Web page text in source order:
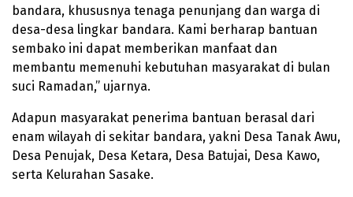
bandara, khususnya tenaga penunjang dan warga di
desa-desa lingkar bandara. Kami berharap bantuan
sembako ini dapat memberikan manfaat dan
membantu memenuhi kebutuhan masyarakat di bulan
suci Ramadan,” ujarnya.
Adapun masyarakat penerima bantuan berasal dari
enam wilayah di sekitar bandara, yakni Desa Tanak Awu,
Desa Penujak, Desa Ketara, Desa Batujai, Desa Kawo,
serta Kelurahan Sasake.